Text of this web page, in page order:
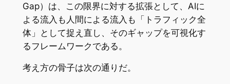
Gap）は、この限界に対する拡張として、AIに
よる流入も人間による流入も「トラフィック全
体」として捉え直し、そのギャップを可視化す
るフレームワークである。
考え方の骨子は次の通りだ。